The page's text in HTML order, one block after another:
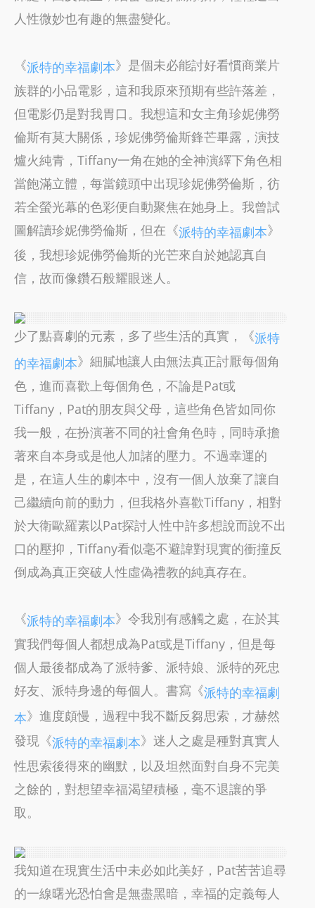
人性微妙也有趣的無盡變化。
《派特的幸福劇本》是個未必能討好看慣商業片
族群的小品電影，這和我原來預期有些許落差，
但電影仍是對我胃口。我想這和女主角珍妮佛勞
倫斯有莫大關係，珍妮佛勞倫斯鋒芒畢露，演技
爐火純青，Tiffany一角在她的全神演繹下角色相
當飽滿立體，每當鏡頭中出現珍妮佛勞倫斯，彷
若全螢光幕的色彩便自動聚焦在她身上。我曾試
圖解讀珍妮佛勞倫斯，但在《派特的幸福劇本》
後，我想珍妮佛勞倫斯的光芒來自於她認真自
信，故而像鑽石般耀眼迷人。
少了點喜劇的元素，多了些生活的真實，《派特
的幸福劇本》細膩地讓人由無法真正討厭每個角
色，進而喜歡上每個角色，不論是Pat或
Tiffany，Pat的朋友與父母，這些角色皆如同你
我一般，在扮演著不同的社會角色時，同時承擔
著來自本身或是他人加諸的壓力。不過幸運的
是，在這人生的劇本中，沒有一個人放棄了讓自
己繼續向前的動力，但我格外喜歡Tiffany，相對
於大衛歐羅素以Pat探討人性中許多想說而說不出
口的壓抑，Tiffany看似毫不避諱對現實的衝撞反
倒成為真正突破人性虛偽禮教的純真存在。
《派特的幸福劇本》令我別有感觸之處，在於其
實我們每個人都想成為Pat或是Tiffany，但是每
個人最後都成為了派特爹、派特娘、派特的死忠
好友、派特身邊的每個人。書寫《派特的幸福劇
本》進度頗慢，過程中我不斷反芻思索，才赫然
發現《派特的幸福劇本》迷人之處是種對真實人
性思索後得來的幽默，以及坦然面對自身不完美
之餘的，對想望幸福渴望積極，毫不退讓的爭
取。
我知道在現實生活中未必如此美好，Pat苦苦追尋
的一線曙光恐怕會是無盡黑暗，幸福的定義每人